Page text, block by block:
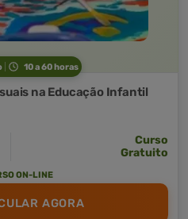
10 a 60 horas
na Educação Infantil
Curso
Gratuito
ON-LINE
AGORA